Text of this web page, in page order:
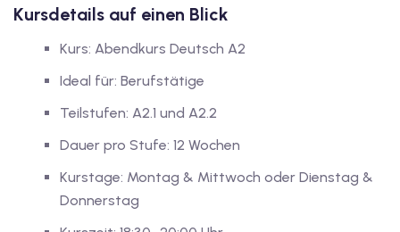
mit Gutschein
Kursdetails auf einen Blick
Kurs: Abendkurs Deutsch A2
Ideal für: Berufstätige
Teilstufen: A2.1 und A2.2
Dauer pro Stufe: 12 Wochen
Kurstage: Montag & Mittwoch oder Dienstag &
Donnerstag